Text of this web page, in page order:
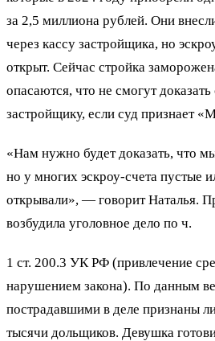
за 2,5 миллиона рублей. Они
через кассу застройщика, но
открыт. Сейчас стройка
опасаются, что не смогут
застройщику, если суд признает
«Нам нужно будет доказать, что
но у многих эскроу-счета пустые
открывали», — говорит Наталья.
возбудила уголовное дело по ч.
1 ст. 200.3 УК РФ (привлечение
нарушением закона). По данным
пострадавшими в деле признаны
тысячи дольщиков. Девушка